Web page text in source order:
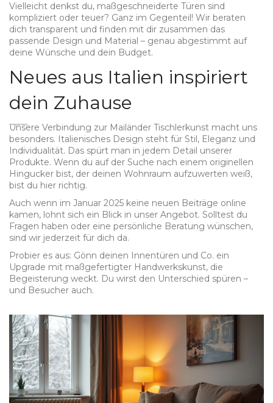
Vielleicht denkst du, maßgeschneiderte Türen sind
kompliziert oder teuer? Ganz im Gegenteil! Wir beraten
dich transparent und finden mit dir zusammen das
passende Design und Material – genau abgestimmt auf
deine Wünsche und dein Budget.
Neues aus Italien inspiriert
dein Zuhause
Unsere Verbindung zur Mailänder Tischlerkunst macht uns
besonders. Italienisches Design steht für Stil, Eleganz und
Individualität. Das spürt man in jedem Detail unserer
Produkte. Wenn du auf der Suche nach einem originellen
Hingucker bist, der deinen Wohnraum aufzuwerten weiß,
bist du hier richtig.
Auch wenn im Januar 2025 keine neuen Beiträge online
kamen, lohnt sich ein Blick in unser Angebot. Solltest du
Fragen haben oder eine persönliche Beratung wünschen,
sind wir jederzeit für dich da.
Probier es aus: Gönn deinen Innentüren und Co. ein
Upgrade mit maßgefertigter Handwerkskunst, die
Begeisterung weckt. Du wirst den Unterschied spüren –
und Besucher auch.